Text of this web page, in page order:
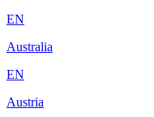
EN
Australia
EN
Austria